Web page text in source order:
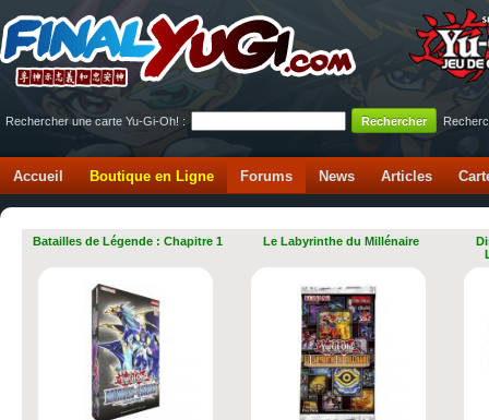
Rechercher une carte Yu-Gi-Oh! :
Accueil Boutique en Ligne Forums News Articles
Batailles de Légende : Chapitre 1 Le Labyrinthe du Millénaire